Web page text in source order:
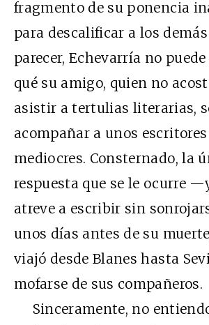
fragmento de su ponencia
para descalificar a los
parecer, Echevarría no
qué su amigo, quien no
asistir a tertulias literarias,
acompañar a unos
mediocres. Consternado, la
respuesta que se le ocurre
atreve a escribir sin
unos días antes de su
viajó desde Blanes hasta
mofarse de sus compañeros.
Sinceramente, no